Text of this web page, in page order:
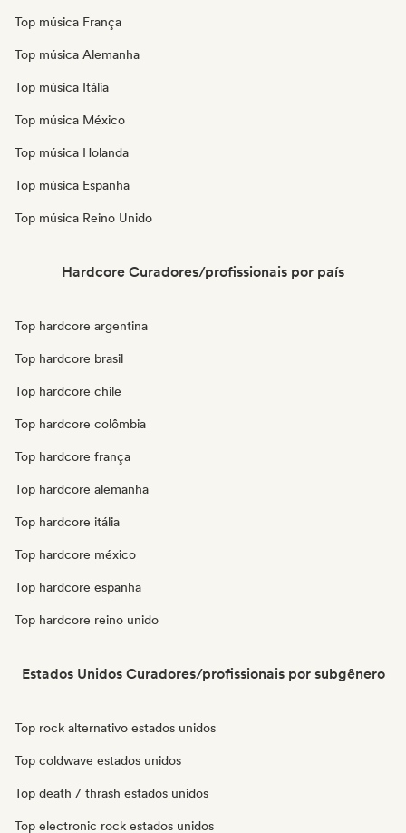
Top música França
Top música Alemanha
Top música Itália
Top música México
Top música Holanda
Top música Espanha
Top música Reino Unido
Hardcore Curadores/profissionais por país
Top hardcore argentina
Top hardcore brasil
Top hardcore chile
Top hardcore colômbia
Top hardcore frança
Top hardcore alemanha
Top hardcore itália
Top hardcore méxico
Top hardcore espanha
Top hardcore reino unido
Estados Unidos Curadores/profissionais por subgênero
Top rock alternativo estados unidos
Top coldwave estados unidos
Top death / thrash estados unidos
Top electronic rock estados unidos